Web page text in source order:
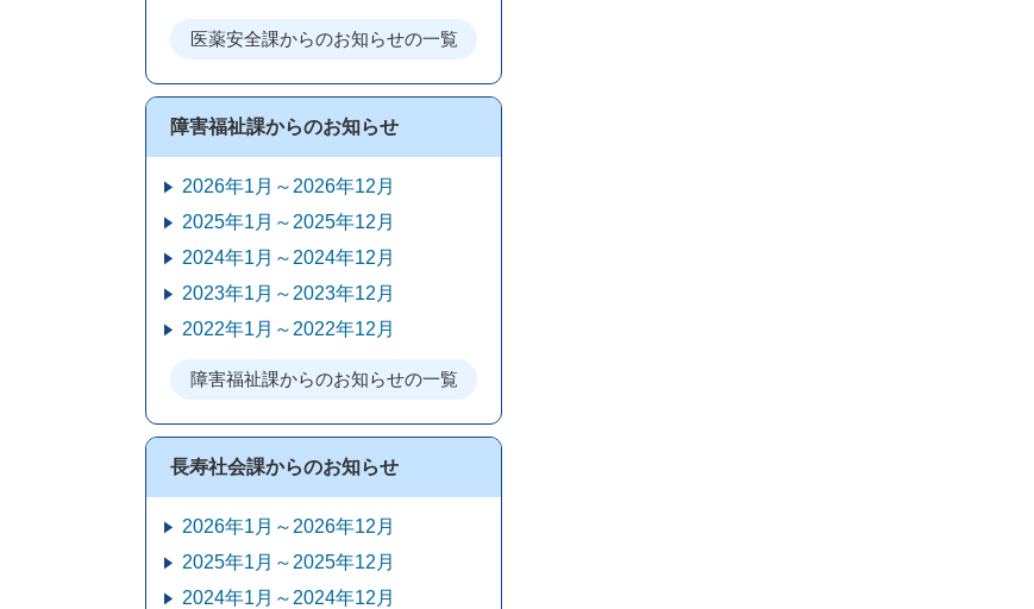
医薬安全課からのお知らせの一覧
障害福祉課からのお知らせ
2026年1月～2026年12月
2025年1月～2025年12月
2024年1月～2024年12月
2023年1月～2023年12月
2022年1月～2022年12月
障害福祉課からのお知らせの一覧
長寿社会課からのお知らせ
2026年1月～2026年12月
2025年1月～2025年12月
2024年1月～2024年12月